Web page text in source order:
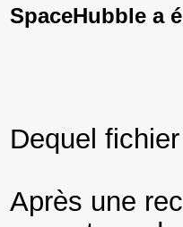
SpaceHubble a
Dequel
Après une